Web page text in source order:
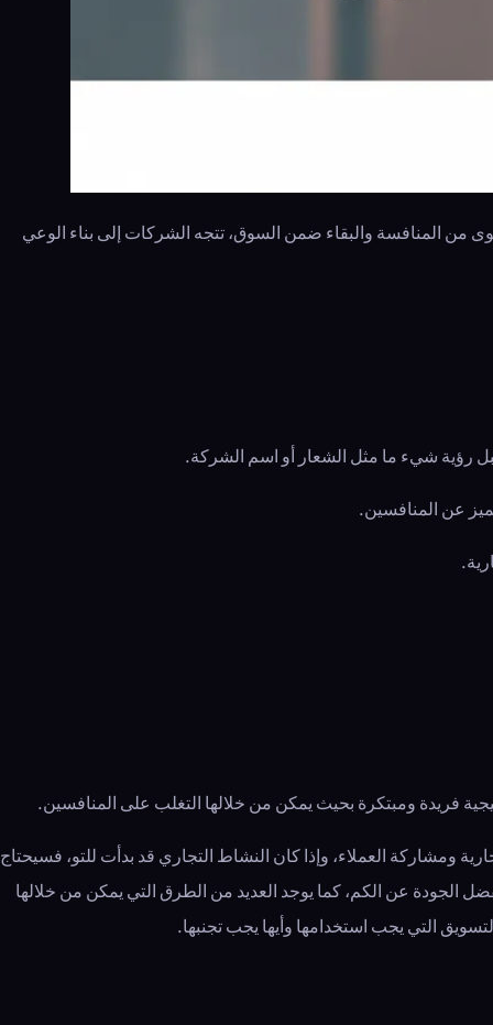
من المنافسة والبقاء ضمن السوق، تتجه الشركات إلى بناء الوعي
قبل رؤية شيء ما مثل الشعار أو اسم الشركة.
عن المنافسين.
فريدة ومبتكرة بحيث يمكن من خلالها التغلب على المنافسين.
ومشاركة العملاء، وإذا كان النشاط التجاري قد بدأت للتو، فسيحتاج
الجودة عن الكم، كما يوجد العديد من الطرق التي يمكن من خلالها
التي يجب استخدامها وأيها يجب تجنبها.